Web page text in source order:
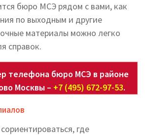
бюро МСЭ рядом с вами, как
по выходным и другие
материалы можно легко
справок.
телефона бюро МСЭ в районе
Москвы – +7 (495) 672-97-53.
где